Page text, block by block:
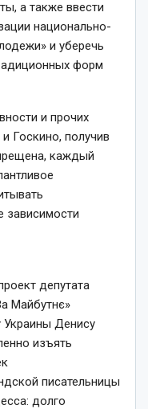
а также ввести
национально-
и уберечь
форм
и прочих
Госкино, получив
каждый
зависимости
депутата
Майбутнє»
Украины Денису
изъять
писательницы
долго